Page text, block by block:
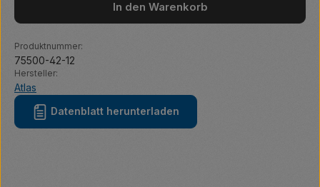
In den Warenkorb
Produktnummer:
75500-42-12
Hersteller:
Atlas
Datenblatt herunterladen